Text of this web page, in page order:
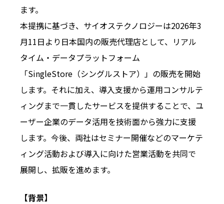
ます。
本提携に基づき、サイオステクノロジーは2026年3
月11日より日本国内の販売代理店として、リアル
タイム・データプラットフォーム
「SingleStore（シングルストア）」の販売を開始
します。それに加え、導入支援から運用コンサルテ
ィングまで一貫したサービスを提供することで、ユ
ーザー企業のデータ活用を技術面から強力に支援
します。今後、両社はセミナー開催などのマーケテ
ィング活動および導入に向けた営業活動を共同で
展開し、拡販を進めます。
【背景】